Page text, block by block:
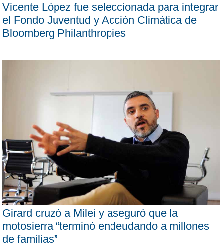
Vicente López fue seleccionada para integrar
el Fondo Juventud y Acción Climática de
Bloomberg Philanthropies
Girard cruzó a Milei y aseguró que la
motosierra “terminó endeudando a millones
de familias”